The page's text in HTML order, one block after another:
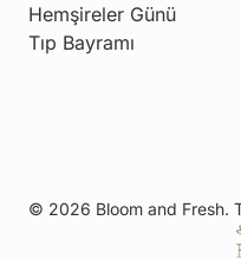
Hemşireler Günü
Tıp Bayramı
© 2026 Bloom and Fresh.